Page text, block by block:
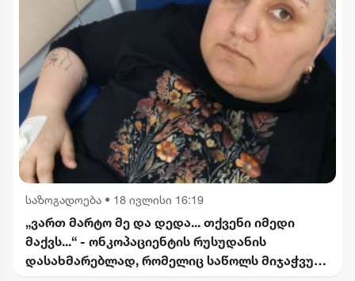
საზოგადოება • 18 ივლისი 16:19
„ვართ მარტო მე და დედა... თქვენი იმედი
მაქვს...“ - ონკოპაციენტის რუსუდანის
დასახმარებლად, რომელიც საწოლს მიჯაჭვულ